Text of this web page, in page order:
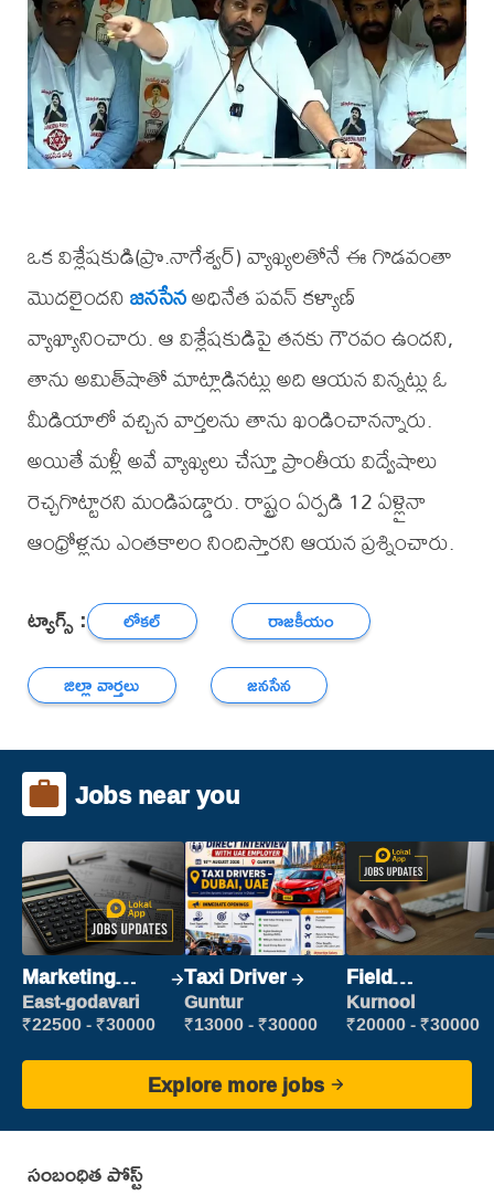
ఒక విశ్లేషకుడి(ప్రొ.నాగేశ్వర్) వ్యాఖ్యలతోనే ఈ గొడవంతా
మొదలైందనిజనసేనఅధినేత పవన్ కళ్యాణ్
వ్యాఖ్యానించారు. ఆ విశ్లేషకుడిపై తనకు గౌరవం ఉందని,
తాను అమిత్‌షాతో మాట్లాడినట్లు అది ఆయన విన్నట్లు ఓ
మీడియాలో వచ్చిన వార్తలను తాను ఖండించానన్నారు.
అయితే మళ్లీ అవే వ్యాఖ్యలు చేస్తూ ప్రాంతీయ విద్వేషాలు
రెచ్చగొట్టారని మండిపడ్డారు. రాష్ట్రం ఏర్పడి 12 ఏళ్లైనా
ఆంధ్రోళ్లను ఎంతకాలం నిందిస్తారని ఆయన ప్రశ్నించారు.
ట్యాగ్స్ : లోకల్
రాజకీయం
జిల్లా వార్తలు
జనసేన
Jobs near you
Marketing
Executive
East-godavari
₹22500 - ₹30000
Taxi Driver
Guntur
₹13000 - ₹30000
Field
Marketing
Executive
Kurnool
₹20000 - ₹30000
Explore more jobs
సంబంధిత పోస్ట్